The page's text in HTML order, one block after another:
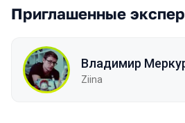
Приглашенные
Владимир
Ziina